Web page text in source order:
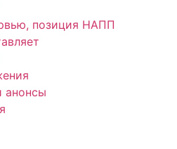
позиция НАПП
анонсы